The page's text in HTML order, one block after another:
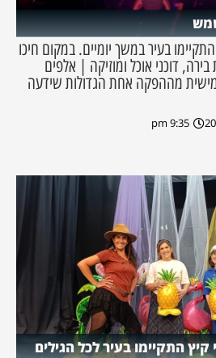
בעיר במשך יומיים. במקום חיכו
דוכני אוכל ומוזיקה | אלפים
מההפקה אחת הגדולות שידעה
9:35 pm
קיץ התקיימו בעיר לכל הגילים